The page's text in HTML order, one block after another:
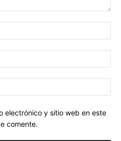
electrónico y sitio web en este
comente.